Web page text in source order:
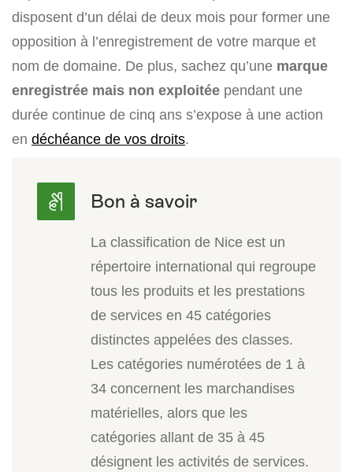
disposent d’un délai de deux mois pour former une
opposition à l’enregistrement de votre marque et
nom de domaine. De plus, sachez qu’une marque
enregistrée mais non exploitée pendant une
durée continue de cinq ans s’expose à une action
en déchéance de vos droits.
La classification de Nice est un
répertoire international qui regroupe
tous les produits et les prestations
de services en 45 catégories
distinctes appelées des classes.
Les catégories numérotées de 1 à
34 concernent les marchandises
matérielles, alors que les
catégories allant de 35 à 45
désignent les activités de services.